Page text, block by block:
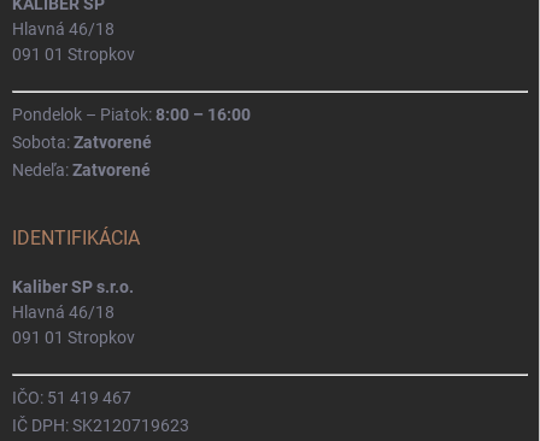
Hlavná 46/18
091 01 Stropkov
Pondelok – Piatok:8:00 – 16:00
Sobota:Zatvorené
Nedeľa:Zatvorené
IDENTIFIKÁCIA
Kaliber SP s.r.o.
Hlavná 46/18
091 01 Stropkov
IČO: 51 419 467
IČ DPH: SK2120719623